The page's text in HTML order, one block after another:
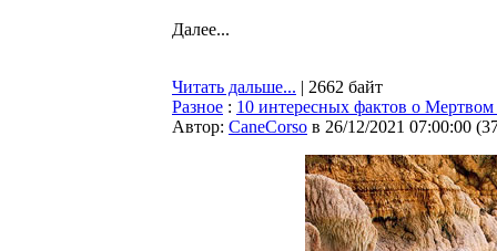
Далее...
Читать дальше... | 2662 байт
Разное : 10 интересных фактов о
Автор: CaneCorso в 26/12/2021 07:00:00 (